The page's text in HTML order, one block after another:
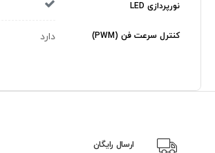
نورپردازی LED
کنترل سرعت فن (PWM) دارد
ارسال رایگان